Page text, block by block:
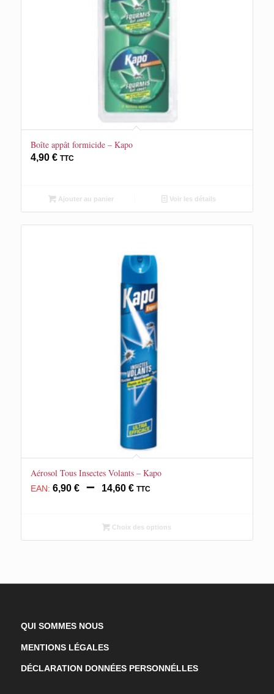
Boîte appât formicide – Kapo
4,90 € TTC
Ajouter au panier Voir les détails
Aérosol Tous Insectes Volants – Kapo
EAN: 6,90 € – 14,60 €Plage
6,90 €
à
TTC
Choix des options
QUI SOMMES NOUS
MENTIONS LÉGALES
DÉCLARATION DONNÉES PERSONNÉLLES